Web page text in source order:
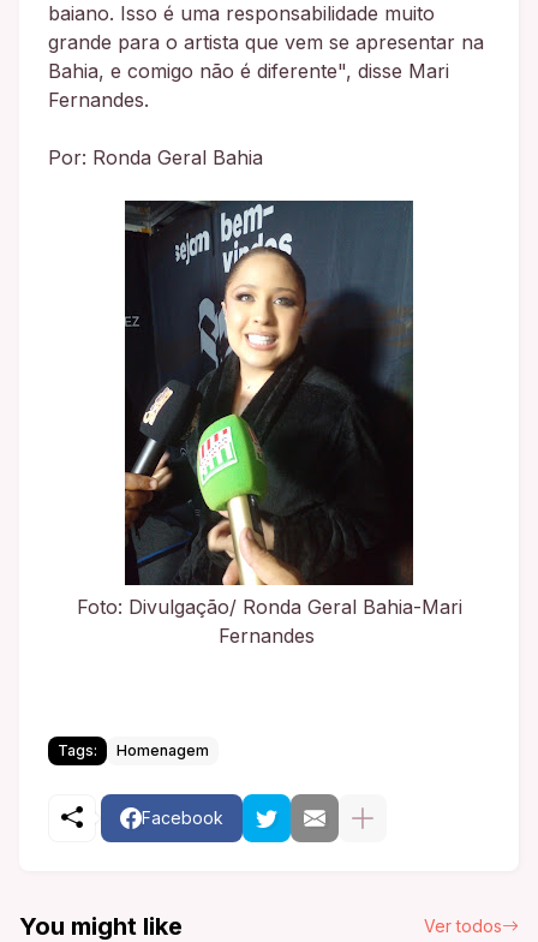
baiano. Isso é uma responsabilidade muito
grande para o artista que vem se apresentar na
Bahia, e comigo não é diferente", disse Mari
Fernandes.
Por: Ronda Geral Bahia
Foto: Divulgação/ Ronda Geral Bahia-Mari
Fernandes
Tags: Homenagem
Facebook
You might like Ver todos